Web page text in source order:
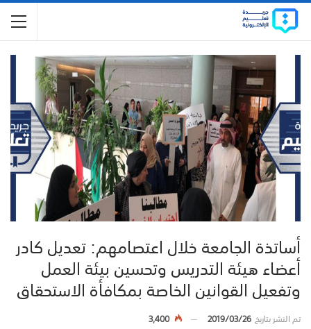
أساتذة الجامعة خلال اعتصامهم: تعديل كادر
أعضاء هيئة التدريس وتحسين بيئة العمل
وتفعيل القوانين الخاصة بمكافأة الاستحقاق
تم النشر بتاريخ2019/03/26
3,400